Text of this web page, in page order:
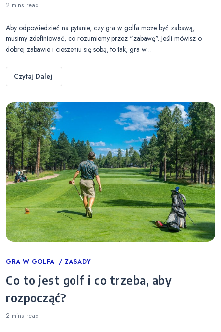
2 mins read
Aby odpowiedzieć na pytanie, czy gra w golfa może być zabawą,
musimy zdefiniować, co rozumiemy przez "zabawę". Jeśli mówisz o
dobrej zabawie i cieszeniu się sobą, to tak, gra w…
Czytaj Dalej
Categories
GRA W GOLFA ZASADY
Co to jest golf i co trzeba, aby
rozpocząć?
2 mins read